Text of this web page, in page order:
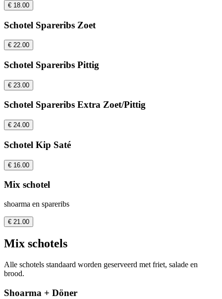
€ 18.00
Schotel Spareribs Zoet
€ 22.00
Schotel Spareribs Pittig
€ 23.00
Schotel Spareribs Extra Zoet/Pittig
€ 24.00
Schotel Kip Saté
€ 16.00
Mix schotel
shoarma en spareribs
€ 21.00
Mix schotels
Alle schotels standaard worden geserveerd met friet, salade en
brood.
Shoarma + Döner